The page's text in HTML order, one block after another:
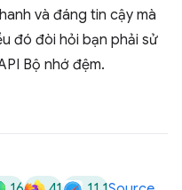
và đáng tin cậy mà
đó đòi hỏi bạn phải sử
Bộ nhớ đệm.